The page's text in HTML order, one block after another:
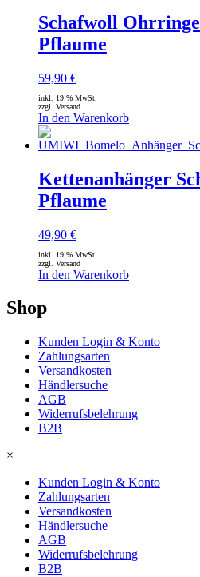
Schafwoll Ohrringe
Pflaume
59,90 €
inkl. 19 % MwSt.
zzgl. Versand
In den Warenkorb
Kettenanhänger
Pflaume
49,90 €
inkl. 19 % MwSt.
zzgl. Versand
In den Warenkorb
Shop
Kunden Login & Konto
Zahlungsarten
Versandkosten
Händlersuche
AGB
Widerrufsbelehrung
B2B
×
Kunden Login & Konto
Zahlungsarten
Versandkosten
Händlersuche
AGB
Widerrufsbelehrung
B2B